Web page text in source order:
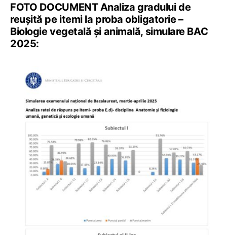
FOTO DOCUMENT Analiza gradului de
reușită pe itemi la proba obligatorie –
Biologie vegetală și animală, simulare BAC
2025: